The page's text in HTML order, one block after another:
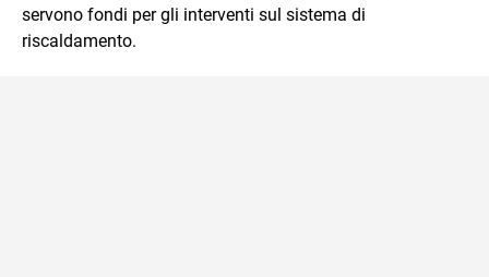
servono fondi per gli interventi sul sistema di
riscaldamento.